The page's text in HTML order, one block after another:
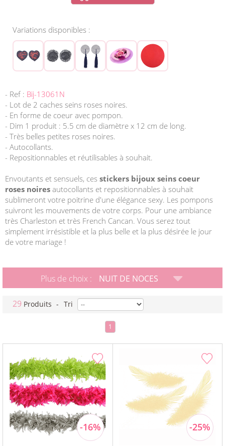
Variations disponibles :
- Ref : Bij-13061N
- Lot de 2 caches seins roses noires.
- En forme de coeur avec pompon.
- Dim 1 produit : 5.5 cm de diamètre x 12 cm de long.
- Très belles petites roses noires.
- Autocollants.
- Repositionnables et réutilisables à souhait.
Envoutants et sensuels, ces stickers bijoux seins coeur
roses noires autocollants et repositionnables à souhait
sublimeront votre poitrine d'une élégance sexy. Les pompons
suivront les mouvements de votre corps. Pour une ambiance
très Charleston et très French Cancan. Vous serez tout
simplement irrésistible et la plus belle et la plus désirée le jour
de votre mariage !
Plus de choix : NUIT DE NOCES
29 Produits - Tri
1